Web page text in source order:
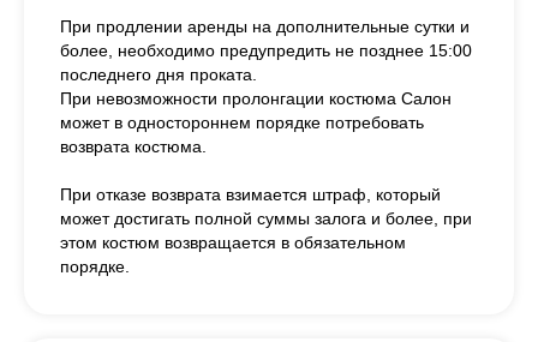
При продлении аренды на дополнительные сутки и
более, необходимо предупредить не позднее 15:00
последнего дня проката.
При невозможности пролонгации костюма Салон
может в одностороннем порядке потребовать
возврата костюма.
При отказе возврата взимается штраф, который
может достигать полной суммы залога и более, при
этом костюм возвращается в обязательном
порядке.